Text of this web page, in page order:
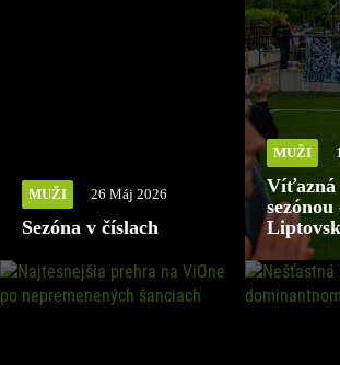
MUŽI 26 Máj 2026
Sezóna v číslach
MUŽI
Víťazná